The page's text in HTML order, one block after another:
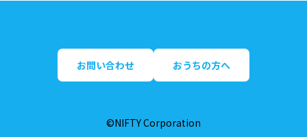
お問い合わせ おうちの方へ
©NIFTY Corporation